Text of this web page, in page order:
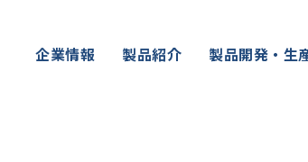
企業情報 製品紹介 製品開発・生